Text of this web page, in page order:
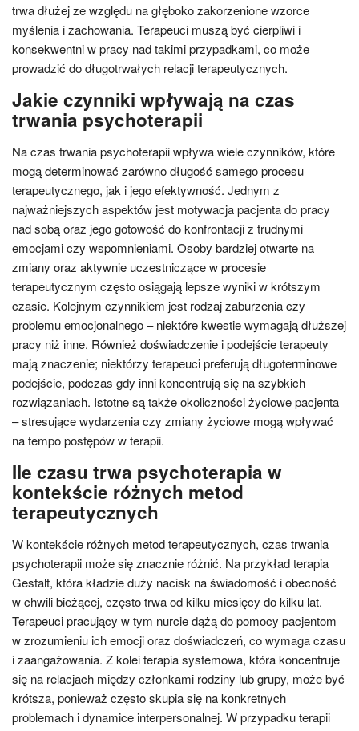
trwa dłużej ze względu na głęboko zakorzenione wzorce
myślenia i zachowania. Terapeuci muszą być cierpliwi i
konsekwentni w pracy nad takimi przypadkami, co może
prowadzić do długotrwałych relacji terapeutycznych.
Jakie czynniki wpływają na czas
trwania psychoterapii
Na czas trwania psychoterapii wpływa wiele czynników, które
mogą determinować zarówno długość samego procesu
terapeutycznego, jak i jego efektywność. Jednym z
najważniejszych aspektów jest motywacja pacjenta do pracy
nad sobą oraz jego gotowość do konfrontacji z trudnymi
emocjami czy wspomnieniami. Osoby bardziej otwarte na
zmiany oraz aktywnie uczestniczące w procesie
terapeutycznym często osiągają lepsze wyniki w krótszym
czasie. Kolejnym czynnikiem jest rodzaj zaburzenia czy
problemu emocjonalnego – niektóre kwestie wymagają dłuższej
pracy niż inne. Również doświadczenie i podejście terapeuty
mają znaczenie; niektórzy terapeuci preferują długoterminowe
podejście, podczas gdy inni koncentrują się na szybkich
rozwiązaniach. Istotne są także okoliczności życiowe pacjenta
– stresujące wydarzenia czy zmiany życiowe mogą wpływać
na tempo postępów w terapii.
Ile czasu trwa psychoterapia w
kontekście różnych metod
terapeutycznych
W kontekście różnych metod terapeutycznych, czas trwania
psychoterapii może się znacznie różnić. Na przykład terapia
Gestalt, która kładzie duży nacisk na świadomość i obecność
w chwili bieżącej, często trwa od kilku miesięcy do kilku lat.
Terapeuci pracujący w tym nurcie dążą do pomocy pacjentom
w zrozumieniu ich emocji oraz doświadczeń, co wymaga czasu
i zaangażowania. Z kolei terapia systemowa, która koncentruje
się na relacjach między członkami rodziny lub grupy, może być
krótsza, ponieważ często skupia się na konkretnych
problemach i dynamice interpersonalnej. W przypadku terapii